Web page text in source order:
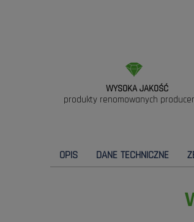
WYSOKA JAKOŚĆ
produkty renomowanych
OPIS DANE TECHNICZNE